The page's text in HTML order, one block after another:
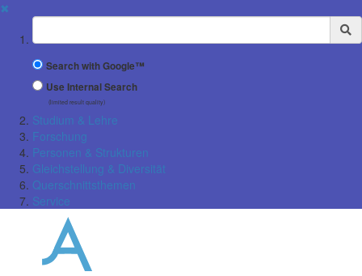
✖
Suchbegriff
Search with Google™
Use Internal Search
(limited result quality)
Studium & Lehre
Forschung
Personen & Strukturen
Gleichstellung & Diversität
Querschnittsthemen
Service